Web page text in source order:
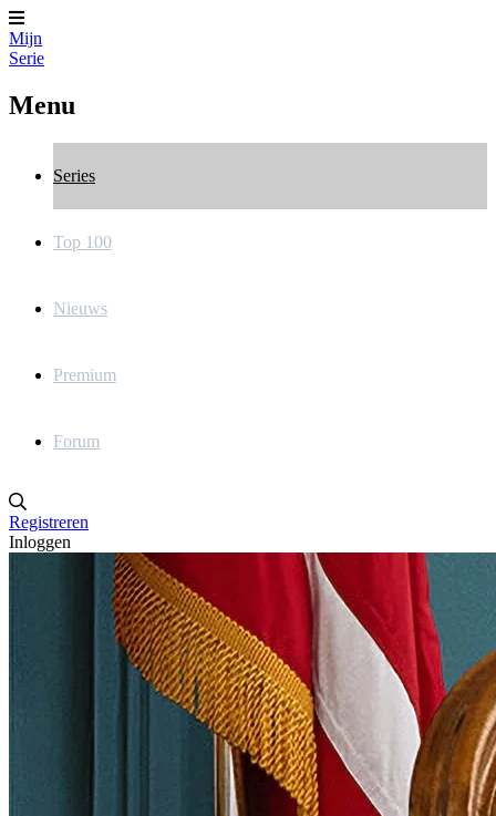
Mijn
Serie
Menu
Series
Top 100
Nieuws
Premium
Forum
Registreren
Inloggen